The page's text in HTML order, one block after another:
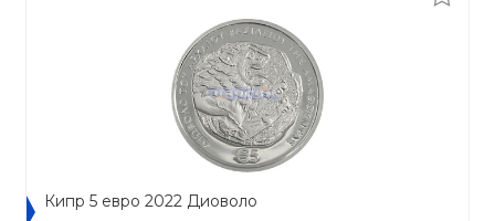
Кипр 5 евро 2022 Диоволо